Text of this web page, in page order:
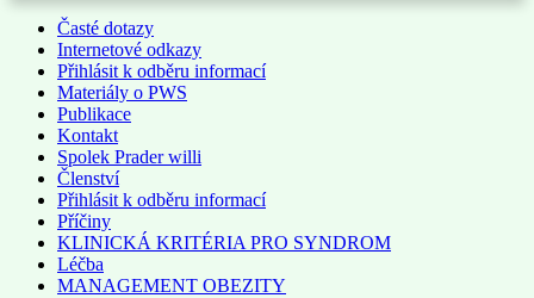
Časté dotazy
Internetové odkazy
Přihlásit k odběru informací
Materiály o PWS
Publikace
Kontakt
Spolek Prader willi
Členství
Přihlásit k odběru informací
Příčiny
KLINICKÁ KRITÉRIA PRO SYNDROM
Léčba
MANAGEMENT OBEZITY